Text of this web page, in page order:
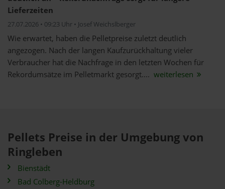
Lieferzeiten
27.07.2026 • 09:23 Uhr • Josef Weichslberger
Wie erwartet, haben die Pelletpreise zuletzt deutlich
angezogen. Nach der langen Kaufzurückhaltung vieler
Verbraucher hat die Nachfrage in den letzten Wochen für
Rekordumsätze im Pelletmarkt gesorgt.... weiterlesen
Pellets Preise in der Umgebung von
Ringleben
Bienstädt
Bad Colberg-Heldburg